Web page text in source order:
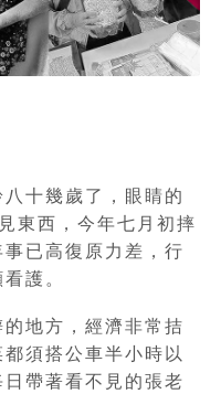
十幾歲了，眼睛的
東西，今年七月初摔
已高復原力差，行
護。
地方，經濟非常拮
須搭公車半小時以
帶著看不見的張老